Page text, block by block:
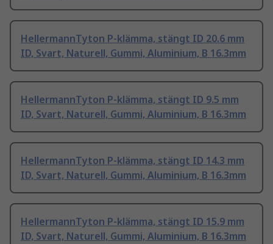
HellermannTyton P-klämma, stängt ID 20.6 mm
ID, Svart, Naturell, Gummi, Aluminium, B 16.3mm
HellermannTyton P-klämma, stängt ID 9.5 mm
ID, Svart, Naturell, Gummi, Aluminium, B 16.3mm
HellermannTyton P-klämma, stängt ID 14.3 mm
ID, Svart, Naturell, Gummi, Aluminium, B 16.3mm
HellermannTyton P-klämma, stängt ID 15.9 mm
ID, Svart, Naturell, Gummi, Aluminium, B 16.3mm